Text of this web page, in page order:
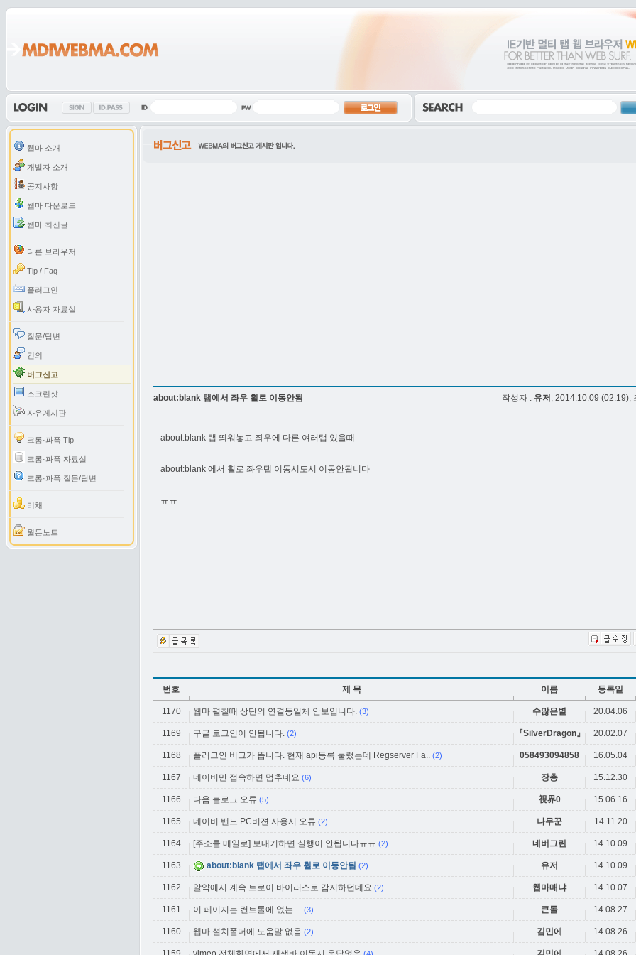
웹마 소개
개발자 소개
공지사항
웹마 다운로드
웹마 최신글
다른 브라우저
Tip / Faq
플러그인
사용자 자료실
질문/답변
건의
버그신고
스크린샷
자유게시판
크롬·파폭 Tip
크롬·파폭 자료실
크롬·파폭 질문/답변
리채
월든노트
about:blank 탭에서 좌우 휠로 이동안됨 작성자 : 유저 , 2014.10.09 (02:19),
about:blank 탭 띄워놓고 좌우에 다른 여러탭 있을때
about:blank 에서 휠로 좌우탭 이동시도시 이동안됩니다
ㅠㅠ
번호 제 목 이름 등록일
1170 웹마 펼칠때 상단의 연결등일체 안보입니다. (3) 수많은별 20.04.06
1169 구글 로그인이 안됩니다. (2) 『SilverDragon』 20.02.07
1168 플러그인 버그가 뜹니다. 현재 api등록 눌렀는데 Regserver Fa.. (2) 058493094858 16.05.04
1167 네이버만 접속하면 멈추네요 (6) 장총 15.12.30
1166 다음 블로그 오류 (5) 視界0 15.06.16
1165 네이버 밴드 PC버젼 사용시 오류 (2) 나무꾼 14.11.20
1164 [주소를 메일로] 보내기하면 실행이 안됩니다ㅠㅠ (2) 네버그린 14.10.09
1163 about:blank 탭에서 좌우 휠로 이동안됨 (2) 유저 14.10.09
1162 알약에서 계속 트로이 바이러스로 감지하던데요 (2) 웹마매냐 14.10.07
1161 이 페이지는 컨트롤에 없는 ... (3) 큰돌 14.08.27
1160 웹마 설치폴더에 도움말 없음 (2) 김민에 14.08.26